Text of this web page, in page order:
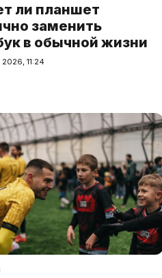
ли планшет
заменить
в обычной жизни
11:24